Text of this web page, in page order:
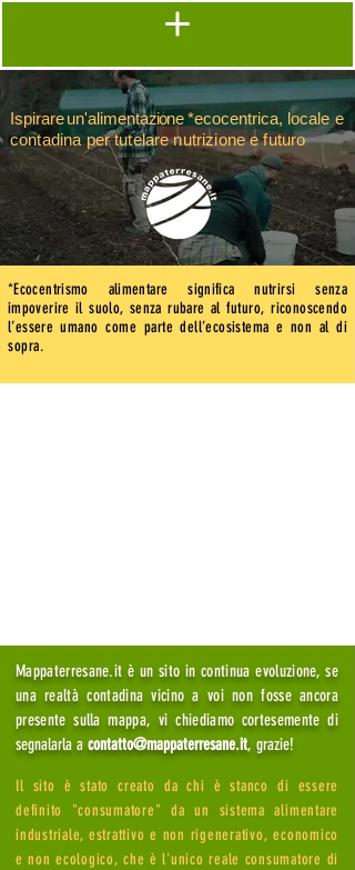
Ispirareun'alimentazione*ecocentrica, locale e
contadinaper tutelare nutrizione e futuro
*Ecocentrismo alimentare significa nutrirsi senza
impoverire il suolo, senza rubare al futuro, riconoscendo
l’essereumano come parte dell’ecosistema e non al di
sopra.
Mappaterresane.it è un sito in continua evoluzione, se
una realtà contadina vicino a voi non fosse ancora
presente sulla mappa, vi chiediamo cortesemente di
segnalarla a contatto@mappaterresane.it, grazie!
Il sito è stato creato da chi è stanco di essere
definito "consumatore" da un sistema alimentare
industriale, estrattivo e non rigenerativo, economico
e non ecologico, che è l'unico reale consumatore di